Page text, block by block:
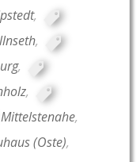
,
,
,
,
Mittelstenahe,
(Oste),